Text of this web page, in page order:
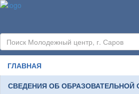
ГЛАВНАЯ
СВЕДЕНИЯ ОБ ОБРАЗОВАТЕЛЬНОЙ